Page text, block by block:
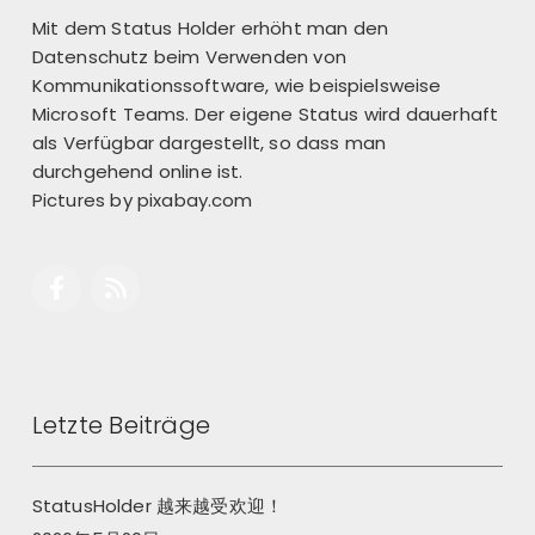
Mit dem Status Holder erhöht man den
Datenschutz beim Verwenden von
Kommunikationssoftware, wie beispielsweise
Microsoft Teams. Der eigene Status wird dauerhaft
als Verfügbar dargestellt, so dass man
durchgehend online ist.
Pictures bypixabay.com
Letzte Beiträge
StatusHolder 越来越受欢迎！